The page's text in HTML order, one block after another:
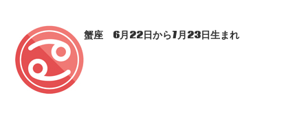
蟹座 6月22日から7月23日生まれ